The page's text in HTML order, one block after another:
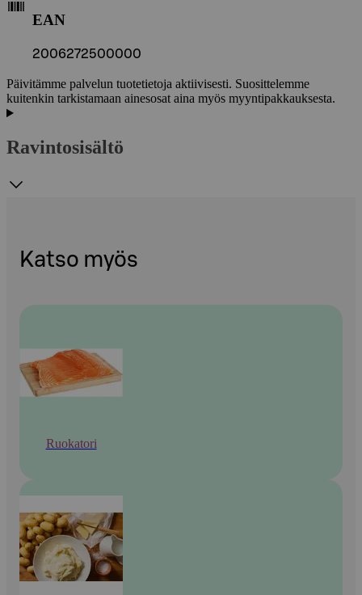
EAN
2006272500000
Päivitämme palvelun tuotetietoja aktiivisesti. Suosittelemme
kuitenkin tarkistamaan ainesosat aina myös myyntipakkauksesta.
Ravintosisältö
Katso myös
Ruokatori